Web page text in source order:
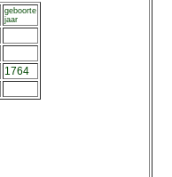
geboorte
jaar
1764